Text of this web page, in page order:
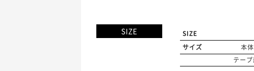
SIZE
SIZE
サイズ
本
テー